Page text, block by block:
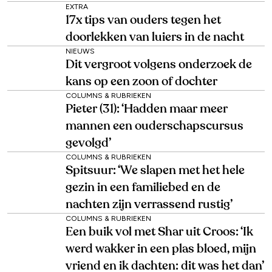
EXTRA
17x tips van ouders tegen het
doorlekken van luiers in de nacht
NIEUWS
Dit vergroot volgens onderzoek de
kans op een zoon of dochter
COLUMNS & RUBRIEKEN
Pieter (31): ‘Hadden maar meer
mannen een ouderschapscursus
gevolgd’
COLUMNS & RUBRIEKEN
Spitsuur: ‘We slapen met het hele
gezin in een familiebed en de
nachten zijn verrassend rustig’
COLUMNS & RUBRIEKEN
Een buik vol met Shar uit Croos: ‘Ik
werd wakker in een plas bloed, mijn
vriend en ik dachten: dit was het dan’